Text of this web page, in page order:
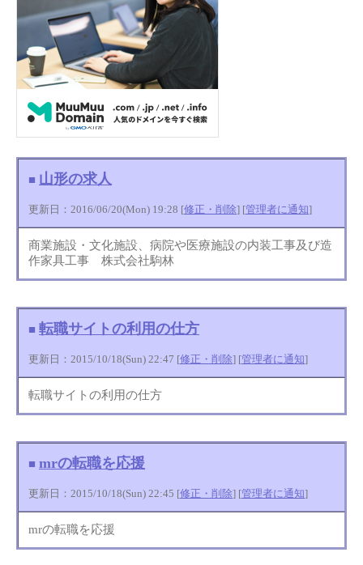
■ 山形の求人
更新日：2016/06/20(Mon) 19:28 [修正・削除] [管理者に通知]
商業施設・文化施設、病院や医療施設の内装工事及び造
作家具工事 株式会社駒林
■ 転職サイトの利用の仕方
更新日：2015/10/18(Sun) 22:47 [修正・削除] [管理者に通知]
転職サイトの利用の仕方
■ mrの転職を応援
更新日：2015/10/18(Sun) 22:45 [修正・削除] [管理者に通知]
mrの転職を応援